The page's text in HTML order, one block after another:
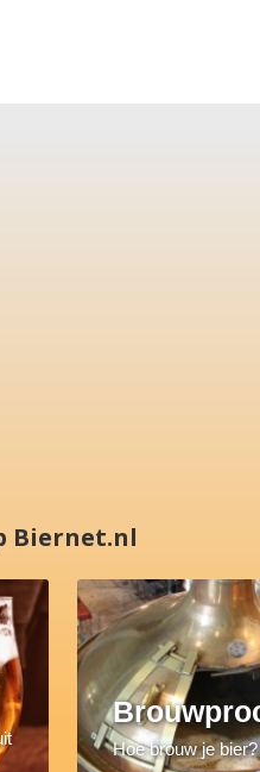
Biernet.nl
Hoe brouw je bier?